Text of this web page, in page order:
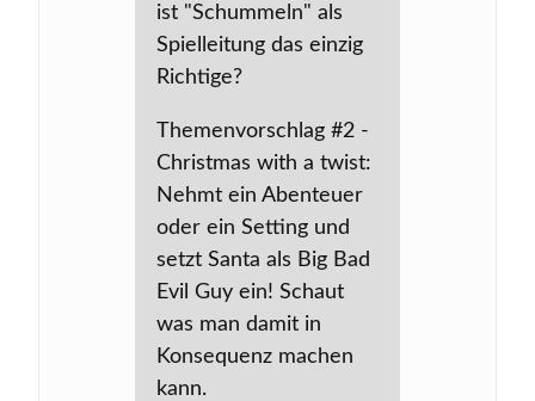
ist "Schummeln" als
Spielleitung das einzig
Richtige?
Themenvorschlag #2 -
Christmas with a twist:
Nehmt ein Abenteuer
oder ein Setting und
setzt Santa als Big Bad
Evil Guy ein! Schaut
was man damit in
Konsequenz machen
kann.